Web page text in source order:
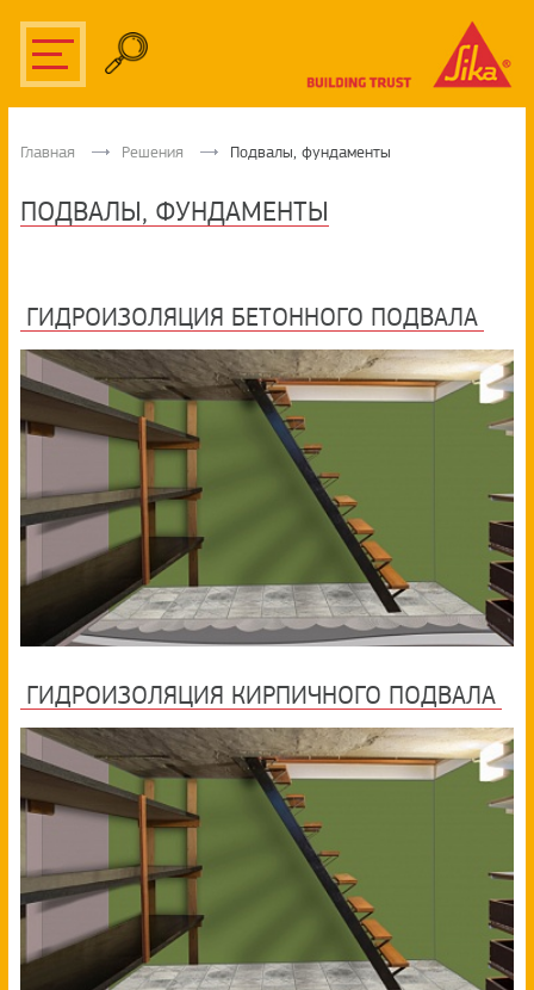
Главная Решения Подвалы, фундаменты
ПОДВАЛЫ, ФУНДАМЕНТЫ
ГИДРОИЗОЛЯЦИЯ БЕТОННОГО ПОДВАЛА
ГИДРОИЗОЛЯЦИЯ КИРПИЧНОГО ПОДВАЛА